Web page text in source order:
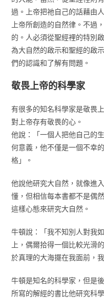
過。上帝把祂自己的話藉由
上帝所創造的自然律。不過
的。人必須從聖經裡的特別
為大自然的啟示和聖經的啟
們的認識和了解有問題。
敬畏上帝的科學家
有很多的知名科學家是敬畏
對上帝存有敬畏的心。
他說：「一個人把他自己的
何意義，他不僅是一個不幸
格」。
他說他研究大自然，就像進
懂，但相信每本書都不是偶
這樣心態來研究大自然。
牛頓說：「我不知別人對我
上，偶爾拾得一個比較光滑
於真理的大海擺在我面前，
牛頓是知名的科學家，但是
所寫的解經的書比他研究科